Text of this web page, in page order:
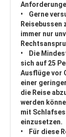
• Gerne
Reisebussen
immer nur
• Die
sich auf 25
Ausflüge vor
einer
die Reise
werden
mit
einzusetzen.
• Für diese